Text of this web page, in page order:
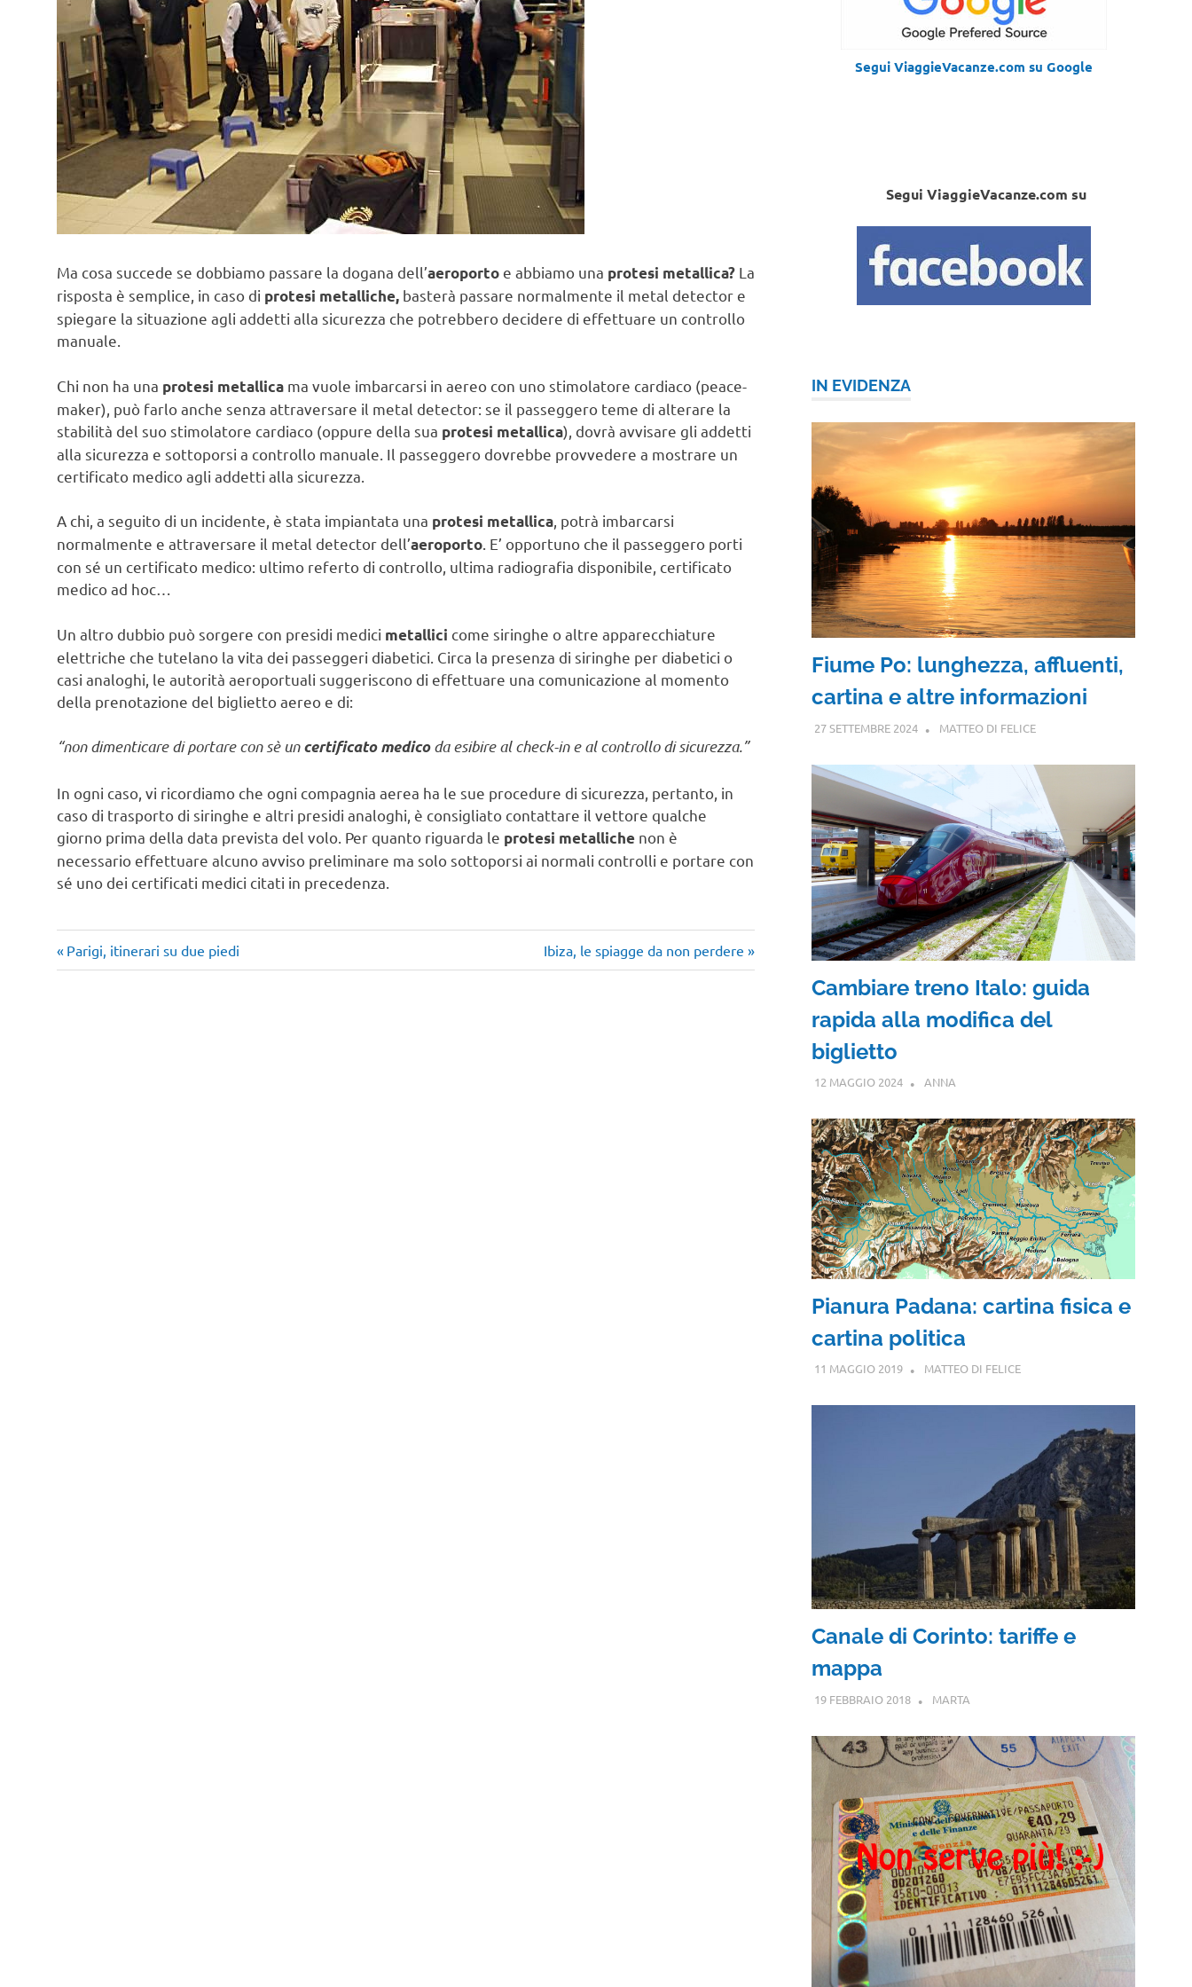
Ma cosa succede se dobbiamo passare la dogana dell’aeroporto e abbiamo una protesi metallica? La
risposta è semplice, in caso di protesi metalliche, basterà passare normalmente il metal detector e
spiegare la situazione agli addetti alla sicurezza che potrebbero decidere di effettuare un controllo
manuale.
Chi non ha una protesi metallica ma vuole imbarcarsi in aereo con uno stimolatore cardiaco (peace-
maker), può farlo anche senza attraversare il metal detector: se il passeggero teme di alterare la
stabilità del suo stimolatore cardiaco (oppure della sua protesi metallica), dovrà avvisare gli addetti
alla sicurezza e sottoporsi a controllo manuale. Il passeggero dovrebbe provvedere a mostrare un
certificato medico agli addetti alla sicurezza.
A chi, a seguito di un incidente, è stata impiantata una protesi metallica, potrà imbarcarsi
normalmente e attraversare il metal detector dell’aeroporto. E’ opportuno che il passeggero porti
con sé un certificato medico: ultimo referto di controllo, ultima radiografia disponibile, certificato
medico ad hoc…
Un altro dubbio può sorgere con presidi medici metallici come siringhe o altre apparecchiature
elettriche che tutelano la vita dei passeggeri diabetici. Circa la presenza di siringhe per diabetici o
casi analoghi, le autorità aeroportuali suggeriscono di effettuare una comunicazione al momento
della prenotazione del biglietto aereo e di:
“non dimenticare di portare con sè uncertificato medicoda esibire al check-in e al controllo di sicurezza.”
In ogni caso, vi ricordiamo che ogni compagnia aerea ha le sue procedure di sicurezza, pertanto, in
caso di trasporto di siringhe e altri presidi analoghi, è consigliato contattare il vettore qualche
giorno prima della data prevista del volo. Per quanto riguarda le protesi metalliche non è
necessario effettuare alcuno avviso preliminare ma solo sottoporsi ai normali controlli e portare con
sé uno dei certificati medici citati in precedenza.
Navigazione
Articolo
precedente:
Parigi, itinerari su due piedi
Articolo
successivo:
Ibiza, le spiagge da non perdere
Segui ViaggieVacanze.com su Google
Segui ViaggieVacanze.com su
IN EVIDENZA
Fiume Po: lunghezza, affluenti,
cartina e altre informazioni
27 SETTEMBRE 2024 MATTEO DI FELICE
Cambiare treno Italo: guida
rapida alla modifica del
biglietto
12 MAGGIO 2024 ANNA
Pianura Padana: cartina fisica e
cartina politica
11 MAGGIO 2019 MATTEO DI FELICE
Canale di Corinto: tariffe e
mappa
19 FEBBRAIO 2018 MARTA